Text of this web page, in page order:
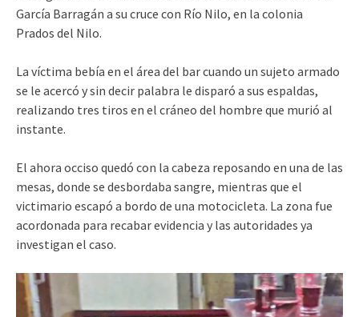
García Barragán a su cruce con Río Nilo, en la colonia
Prados del Nilo.
La víctima bebía en el área del bar cuando un sujeto armado
se le acercó y sin decir palabra le disparó a sus espaldas,
realizando tres tiros en el cráneo del hombre que murió al
instante.
El ahora occiso quedó con la cabeza reposando en una de las
mesas, donde se desbordaba sangre, mientras que el
victimario escapó a bordo de una motocicleta. La zona fue
acordonada para recabar evidencia y las autoridades ya
investigan el caso.